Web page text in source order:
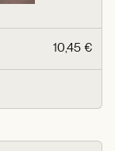
10,45 €